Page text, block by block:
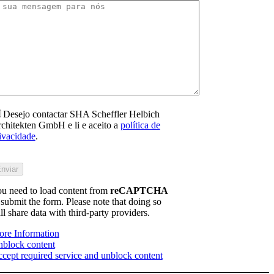
Desejo contactar SHA Scheffler Helbich
GmbH e li e aceito a política de
.
need to load content from reCAPTCHA
the form. Please note that doing so
share data with third-party providers.
Information
content
required service and unblock content